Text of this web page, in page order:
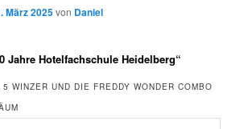
März 2025von Daniel
Jahre Hotelfachschule Heidelberg“
WINZER UND DIE FREDDY WONDER COMBO